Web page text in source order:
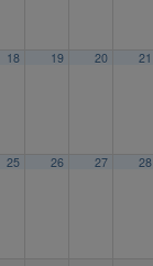
18 19 20 21
25 26 27 28